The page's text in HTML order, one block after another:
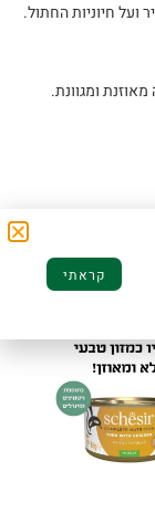
חיוניות החתול.
ומגוונת.
קראתי